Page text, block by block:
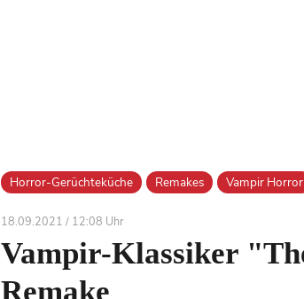
Horror-Gerüchteküche Remakes Vampir Horror
18.09.2021 / 12:08 Uhr
Vampir-Klassiker
Remake